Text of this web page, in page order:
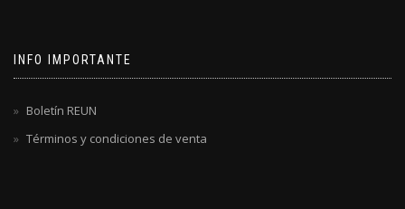
INFO IMPORTANTE
Boletín REUN
Términos y condiciones de venta